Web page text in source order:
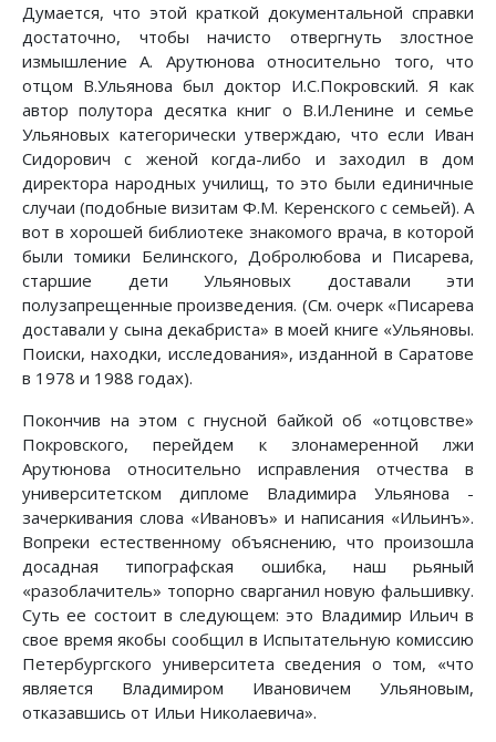
Думается, что этой краткой документальной справки
достаточно, чтобы начисто отвергнуть злостное
измышление А. Арутюнова относительно того, что
отцом В.Ульянова был доктор И.С.Покровский. Я как
автор полутора десятка книг о В.И.Ленине и семье
Ульяновых категорически утверждаю, что если Иван
Сидорович с женой когда-либо и заходил в дом
директора народных училищ, то это были единичные
случаи (подобные визитам Ф.М. Керенского с семьей). А
вот в хорошей библиотеке знакомого врача, в которой
были томики Белинского, Добролюбова и Писарева,
старшие дети Ульяновых доставали эти
полузапрещенные произведения. (См. очерк «Писарева
доставали у сына декабриста» в моей книге «Ульяновы.
Поиски, находки, исследования», изданной в Саратове
в 1978 и 1988 годах).
Покончив на этом с гнусной байкой об «отцовстве»
Покровского, перейдем к злонамеренной лжи
Арутюнова относительно исправления отчества в
университетском дипломе Владимира Ульянова -
зачеркивания слова «Ивановъ» и написания «Ильинъ».
Вопреки естественному объяснению, что произошла
досадная типографская ошибка, наш рьяный
«разоблачитель» топорно сварганил новую фальшивку.
Суть ее состоит в следующем: это Владимир Ильич в
свое время якобы сообщил в Испытательную комиссию
Петербургского университета сведения о том, «что
является Владимиром Ивановичем Ульяновым,
отказавшись от Ильи Николаевича».